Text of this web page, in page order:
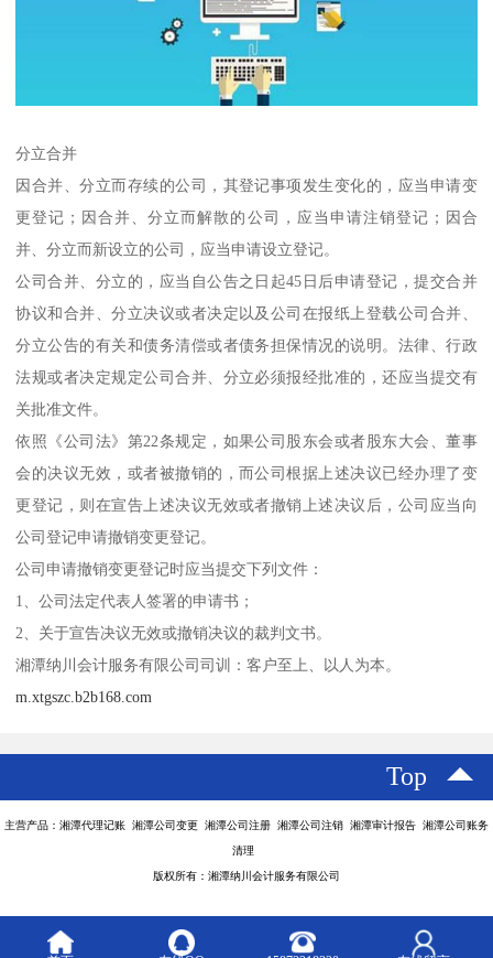
分立合并
因合并、分立而存续的公司，其登记事项发生变化的，应当申请变
更登记；因合并、分立而解散的公司，应当申请注销登记；因合
并、分立而新设立的公司，应当申请设立登记。
公司合并、分立的，应当自公告之日起45日后申请登记，提交合并
协议和合并、分立决议或者决定以及公司在报纸上登载公司合并、
分立公告的有关和债务清偿或者债务担保情况的说明。法律、行政
法规或者决定规定公司合并、分立必须报经批准的，还应当提交有
关批准文件。
依照《公司法》第22条规定，如果公司股东会或者股东大会、董事
会的决议无效，或者被撤销的，而公司根据上述决议已经办理了变
更登记，则在宣告上述决议无效或者撤销上述决议后，公司应当向
公司登记申请撤销变更登记。
公司申请撤销变更登记时应当提交下列文件：
1、公司法定代表人签署的申请书；
2、关于宣告决议无效或撤销决议的裁判文书。
湘潭纳川会计服务有限公司司训：客户至上、以人为本。
m.xtgszc.b2b168.com
Top
主营产品：湘潭代理记账 湘潭公司变更 湘潭公司注册 湘潭公司注销 湘潭审计报告 湘潭公司账务
清理
版权所有：湘潭纳川会计服务有限公司